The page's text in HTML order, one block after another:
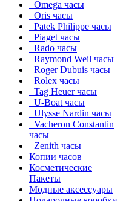
Omega часы
Oris часы
Patek Philippe часы
Piaget часы
Rado часы
Raymond Weil часы
Roger Dubuis часы
Rolex часы
Tag Heuer часы
U-Boat часы
Ulysse Nardin часы
Vacheron Constantin
часы
Zenith часы
Копии часов
Косметические
Пакеты
Модные аксессуары